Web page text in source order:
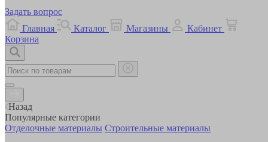
Задать вопрос
Главная
Каталог Магазины
Кабинет
Корзина
Назад
Популярные категории
Отделочные материалы Строительные материалы